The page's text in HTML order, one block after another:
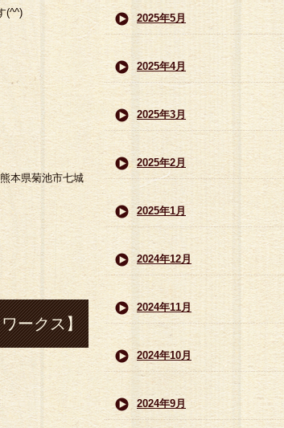
(^^)
本県菊池市七城
ークス】
2025年5月
2025年4月
2025年3月
2025年2月
2025年1月
2024年12月
2024年11月
2024年10月
2024年9月